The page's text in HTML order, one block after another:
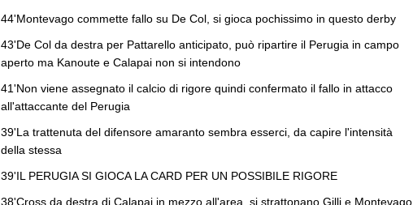
44'Montevago commette fallo su De Col, si gioca pochissimo in questo derby
43'De Col da destra per Pattarello anticipato, può ripartire il Perugia in campo
aperto ma Kanoute e Calapai non si intendono
41'Non viene assegnato il calcio di rigore quindi confermato il fallo in attacco
all'attaccante del Perugia
39'La trattenuta del difensore amaranto sembra esserci, da capire l'intensità
della stessa
39'IL PERUGIA SI GIOCA LA CARD PER UN POSSIBILE RIGORE
38'Cross da destra di Calapai in mezzo all'area, si strattonano Gilli e Montevago